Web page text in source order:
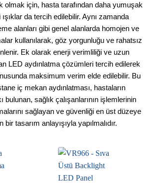
olmak için, hasta tarafından daha yumuşak
da tercih edilebilir. Aynı zamanda
alanları gibi genel alanlarda homojen ve
kullanılarak, göz yorgunluğu ve rahatsız
Ek olarak enerji verimliliği ve uzun
LED aydınlatma çözümleri tercih edilerek
maksimum verim elde edilebilir. Bu
iç mekan aydınlatması, hastaların
bulunan, sağlık çalışanlarının işlemlerinin
sağlayan ve güvenliği en üst düzeye
bir tasarım anlayışıyla yapılmalıdır.